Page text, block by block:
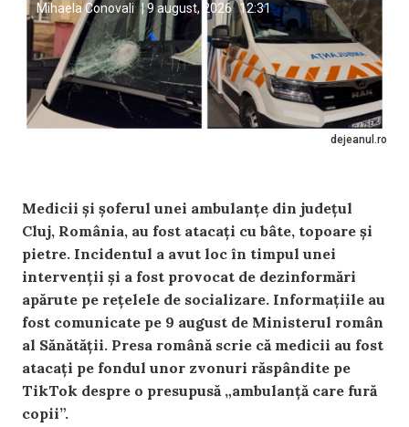
dejeanul.ro
Mihaela Conovali |9 august, 2026 12:31
Medicii și șoferul unei ambulanțe din județul
Cluj, România, au fost atacați cu bâte, topoare și
pietre. Incidentul a avut loc în timpul unei
intervenții și a fost provocat de dezinformări
apărute pe rețelele de socializare. Informațiile au
fost comunicate pe 9 august de Ministerul român
al Sănătății. Presa română scrie că medicii au fost
atacați pe fondul unor zvonuri răspândite pe
TikTok despre o presupusă „ambulanță care fură
copii”.